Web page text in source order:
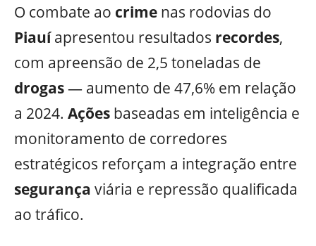
O combate ao crime nas rodovias do
Piauíapresentou resultados recordes,
com apreensão de 2,5 toneladas de
drogas— aumento de 47,6% em relação
a 2024. Ações baseadas em inteligência e
monitoramento de corredores
estratégicos reforçam a integração entre
segurança viária e repressão qualificada
ao tráfico.